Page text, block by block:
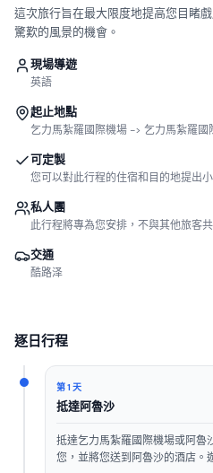
這次旅行旨在最大限度地提高您目睹
驚歎的風景的機會。
現場導遊
英語
起止地點
乞力馬紮羅國際機場 -> 乞力馬紮羅國
可定製
您可以對此行程的住宿和目的地提出
私人團
此行程將專為您安排，不與其他旅客共
交通
酷路泽
逐日行程
第 1 天
抵達阿魯沙
抵達乞力馬紮羅國際機場或阿魯
您，並將您送到阿魯沙的酒店。